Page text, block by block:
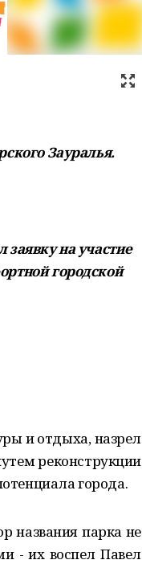
Зауралья.
на участие
городской
и отдыха, назрел
реконструкции
города.
названия парка не
- их воспел Павел